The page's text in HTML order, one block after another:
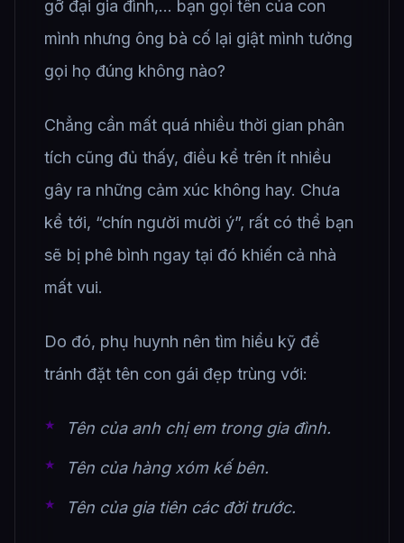
gỡ đại gia đình,… bạn gọi tên của con
mình nhưng ông bà cố lại giật mình tưởng
gọi họ đúng không nào?
Chẳng cần mất quá nhiều thời gian phân
tích cũng đủ thấy, điều kể trên ít nhiều
gây ra những cảm xúc không hay. Chưa
kể tới, “chín người mười ý”, rất có thể bạn
sẽ bị phê bình ngay tại đó khiến cả nhà
mất vui.
Do đó, phụ huynh nên tìm hiểu kỹ để
tránh đặt tên con gái đẹp trùng với:
Tên của anh chị em trong gia đình.
Tên của hàng xóm kế bên.
Tên của gia tiên các đời trước.